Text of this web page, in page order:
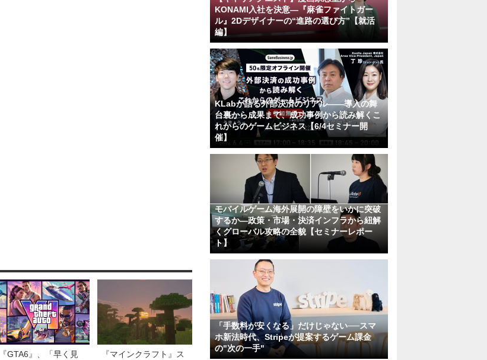
『GTA6』、「早く見
『マインクラフト』ス
KONAMI入社を決意―『麻雀ファイトガー
ル』2Dデザイナーの“進路の選び方”【就活
編】
KLabが語る外部決済のリアル――導入の舞
台裏から成果まで、成功事例から読み解くこ
れからのゲームビジネス【6/4セミナー開
催】
モバイルゲーム海外展開の障壁をいかに突破
するか―政策・市場・決済インフラから紐解
くグローバル攻略の全貌【セミナーレポー
ト】
「手数料が安くなる」だけじゃない──スマ
ホ新法時代、Stripeが提案するゲーム課金
の"次の一手"